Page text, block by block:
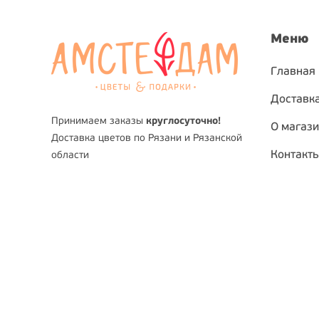
Принимаем заказы круглосуточно!
Доставка цветов по Рязани и Рязанской
области
Меню
Главная
О